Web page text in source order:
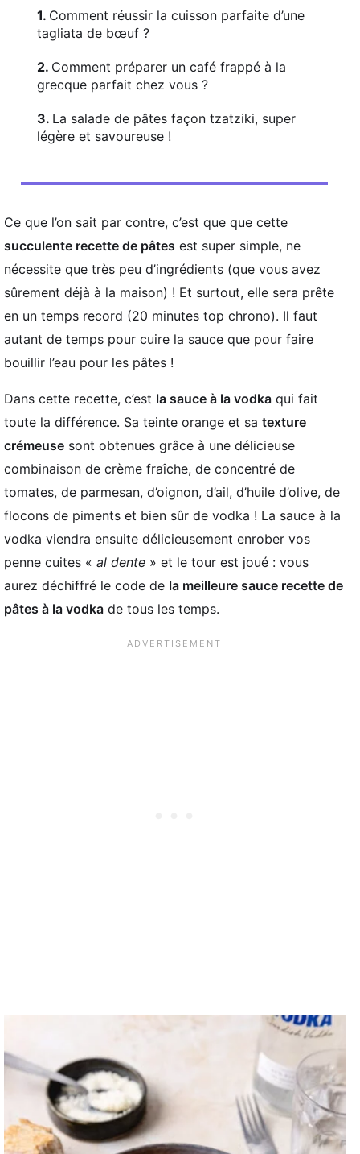
Comment réussir la cuisson parfaite d’une
tagliata de bœuf ?
Comment préparer un café frappé à la
grecque parfait chez vous ?
La salade de pâtes façon tzatziki, super
légère et savoureuse !
Ce que l’on sait par contre, c’est que que cette
succulente recette de pâtes est super simple, ne
nécessite que très peu d’ingrédients (que vous avez
sûrement déjà à la maison) ! Et surtout, elle sera prête
en un temps record (20 minutes top chrono). Il faut
autant de temps pour cuire la sauce que pour faire
bouillir l’eau pour les pâtes !
Dans cette recette, c’est la sauce à la vodka qui fait
toute la différence. Sa teinte orange et sa texture
crémeuse sont obtenues grâce à une délicieuse
combinaison de crème fraîche, de concentré de
tomates, de parmesan, d’oignon, d’ail, d’huile d’olive, de
flocons de piments et bien sûr de vodka ! La sauce à la
vodka viendra ensuite délicieusement enrober vos
penne cuites « al dente » et le tour est joué : vous
aurez déchiffré le code de la meilleure sauce recette de
pâtes à la vodka de tous les temps.